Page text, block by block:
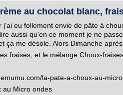
au chocolat blanc,
j'ai eu follement envie de pâte à
aussi qu'en ce moment je ne
ça me désole. Alors Dimanche
fraises, et le mélange Choux-
la-pate-a-choux-au-
au Micro ondes